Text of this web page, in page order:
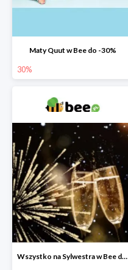
Maty Quut w Bee do -30%
30%
Wszystko na Sylwestra w Bee do -50%